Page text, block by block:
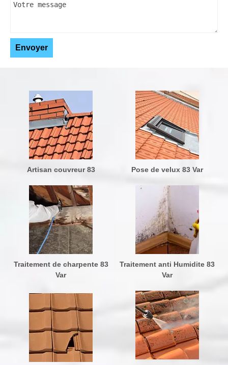
Artisan couvreur 83 Pose de velux 83 Var
Traitement de charpente 83
Var
Traitement anti Humidite 83
Var